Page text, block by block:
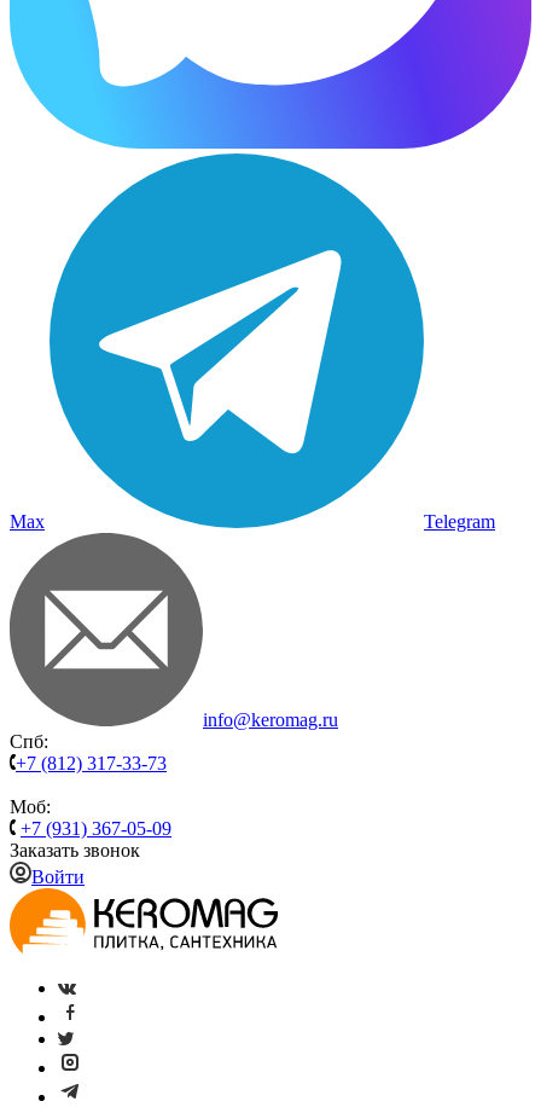
Max Telegram
info@keromag.ru
Спб:
+7 (812) 317-33-73
Моб:
+7 (931) 367-05-09
Заказать звонок
Войти